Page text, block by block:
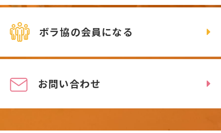
ボラ協の会員になる
お問い合わせ